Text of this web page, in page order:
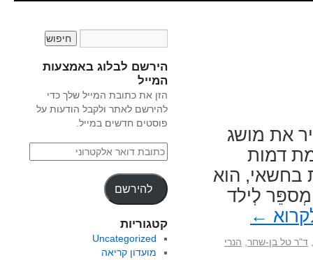
את מושג
דמות
בחשאי, הוא
לְילד
←
ד"ר טל בן-שחר הנרי
הירשם לבלוג באמצעות
המייל
הזן את כתובת המייל שלך כדי
להירשם לאתר ולקבל הודעות על
פוסטים חדשים במייל.
להירשם
קטגוריות
Uncategorized
מועדון קריאה